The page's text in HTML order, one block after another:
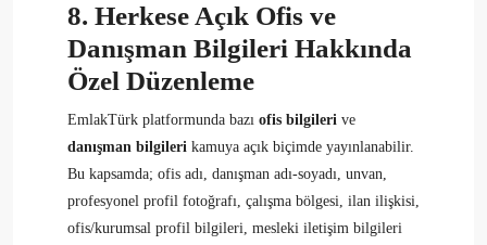
8. Herkese Açık Ofis ve
Danışman Bilgileri Hakkında
Özel Düzenleme
EmlakTürk platformunda bazı ofis bilgileri ve
danışman bilgileri kamuya açık biçimde yayınlanabilir.
Bu kapsamda; ofis adı, danışman adı-soyadı, unvan,
profesyonel profil fotoğrafı, çalışma bölgesi, ilan ilişkisi,
ofis/kurumsal profil bilgileri, mesleki iletişim bilgileri